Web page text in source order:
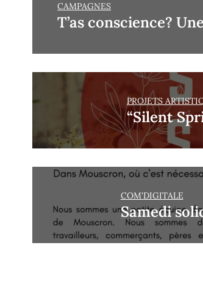
CAMPAGNES
T’as conscience?
PROJETS
“Silent
COM'DIGITALE
Samedi